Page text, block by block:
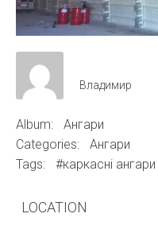
Владимир
Album:
Ангари
Categories:
Ангари
Tags:
#каркасні ангари
LOCATION